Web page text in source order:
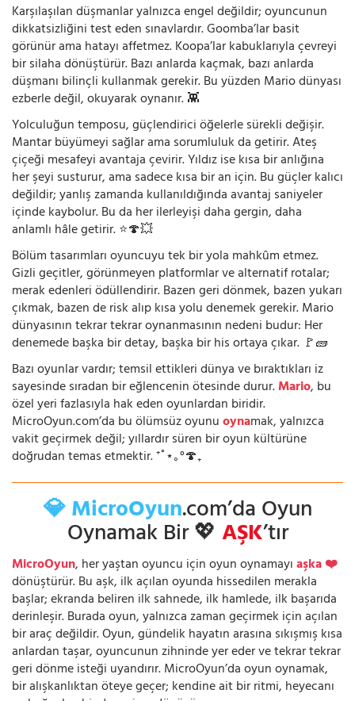
Karşılaşılan düşmanlar yalnızca engel değildir; oyuncunun
dikkatsizliğini test eden sınavlardır. Goomba’lar basit
görünür ama hatayı affetmez. Koopa’lar kabuklarıyla çevreyi
bir silaha dönüştürür. Bazı anlarda kaçmak, bazı anlarda
düşmanı bilinçli kullanmak gerekir. Bu yüzden Mario dünyası
ezberle değil, okuyarak oynanır. 👾
Yolculuğun temposu, güçlendirici öğelerle sürekli değişir.
Mantar büyümeyi sağlar ama sorumluluk da getirir. Ateş
çiçeği mesafeyi avantaja çevirir. Yıldız ise kısa bir anlığına
her şeyi susturur, ama sadece kısa bir an için. Bu güçler kalıcı
değildir; yanlış zamanda kullanıldığında avantaj saniyeler
içinde kaybolur. Bu da her ilerleyişi daha gergin, daha
anlamlı hâle getirir. ⭐🍄💥
Bölüm tasarımları oyuncuyu tek bir yola mahkûm etmez.
Gizli geçitler, görünmeyen platformlar ve alternatif rotalar;
merak edenleri ödüllendirir. Bazen geri dönmek, bazen yukarı
çıkmak, bazen de risk alıp kısa yolu denemek gerekir. Mario
dünyasının tekrar tekrar oynanmasının nedeni budur: Her
denemede başka bir detay, başka bir his ortaya çıkar. 🚩🧱
Bazı oyunlar vardır; temsil ettikleri dünya ve bıraktıkları iz
sayesinde sıradan bir eğlencenin ötesinde durur.Mario, bu
özel yeri fazlasıyla hak eden oyunlardan biridir.
MicroOyun.com’da bu ölümsüz oyunuoynamak, yalnızca
vakit geçirmek değil; yıllardır süren bir oyun kültürüne
doğrudan temas etmektir. ⁺˚⋆｡°🍄₊
💎 MicroOyun.com’da Oyun
Oynamak Bir 💖AŞK’tır
MicroOyun, her yaştan oyuncu için oyun oynamayıaşka ❤️
dönüştürür. Bu aşk, ilk açılan oyunda hissedilen merakla
başlar; ekranda beliren ilk sahnede, ilk hamlede, ilk başarıda
derinleşir. Burada oyun, yalnızca zaman geçirmek için açılan
bir araç değildir. Oyun, gündelik hayatın arasına sıkışmış kısa
anlardan taşar, oyuncunun zihninde yer eder ve tekrar tekrar
geri dönme isteği uyandırır. MicroOyun’da oyun oynamak,
bir alışkanlıktan öteye geçer; kendine ait bir ritmi, heyecanı